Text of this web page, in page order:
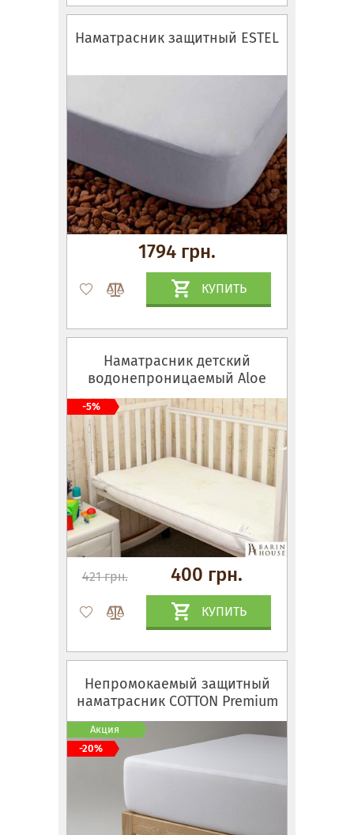
Наматрасник защитный ESTEL
1794 грн.
КУПИТЬ
Наматрасник детский
водонепроницаемый Aloe
Vera
421 грн. 400 грн.
КУПИТЬ
-5%
Непромокаемый защитный
наматрасник COTTON Premium
Акция
-20%